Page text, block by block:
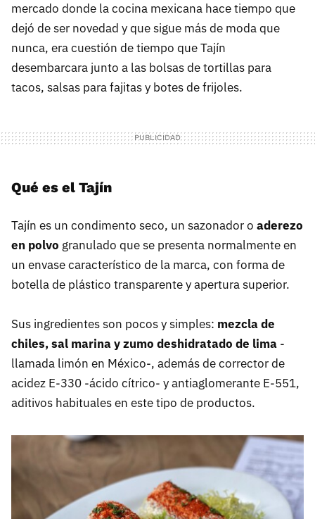
mercado donde la cocina mexicana hace tiempo que
dejó de ser novedad y que sigue más de moda que
nunca, era cuestión de tiempo que Tajín
desembarcara junto a las bolsas de tortillas para
tacos, salsas para fajitas y botes de frijoles.
Qué es el Tajín
Tajín es un condimento seco, un sazonador o aderezo
en polvo granulado que se presenta normalmente en
un envase característico de la marca, con forma de
botella de plástico transparente y apertura superior.
Sus ingredientes son pocos y simples: mezcla de
chiles, sal marina y zumo deshidratado de lima -
llamada limón en México-, además de corrector de
acidez E-330 -ácido cítrico- y antiaglomerante E-551,
aditivos habituales en este tipo de productos.